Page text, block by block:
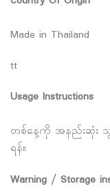
Made in Thailand
tt
Usage Instructions
တစ်နေ့ကို အနည်းဆုံး သွ
ရန်။
Warning / Storage